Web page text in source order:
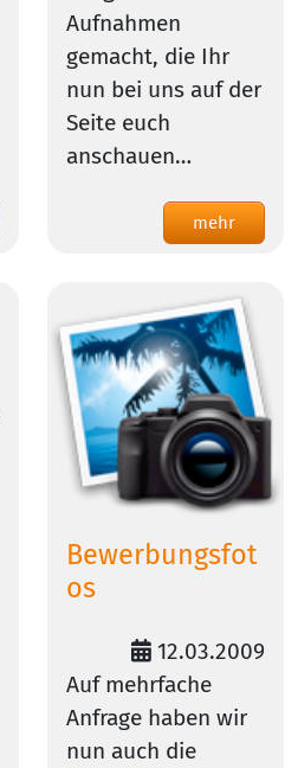
Aufnahmen
gemacht, die Ihr
nun bei uns auf der
Seite euch
anschauen…
mehr
Bewerbungsfot
os
12.03.2009
Auf mehrfache
Anfrage haben wir
nun auch die